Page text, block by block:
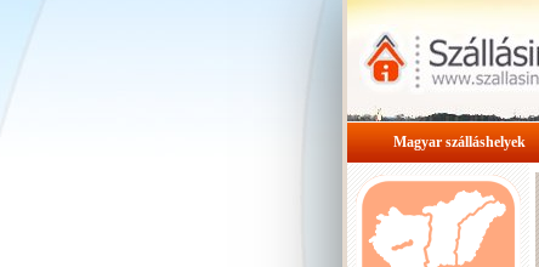
Magyar szálláshelyek